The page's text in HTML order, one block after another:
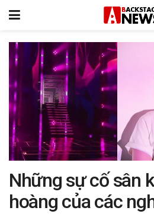
Những sự cố sân
hoàng của các